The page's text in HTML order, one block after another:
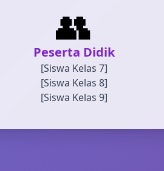
👥
Peserta Didik
[Siswa Kelas 7]
[Siswa Kelas 8]
[Siswa Kelas 9]